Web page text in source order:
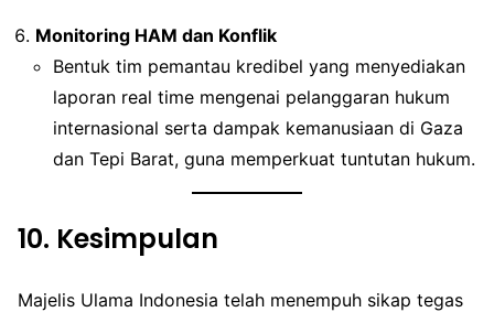
Monitoring HAM dan Konflik
Bentuk tim pemantau kredibel yang menyediakan
laporan real time mengenai pelanggaran hukum
internasional serta dampak kemanusiaan di Gaza
dan Tepi Barat, guna memperkuat tuntutan hukum.
10. Kesimpulan
Majelis Ulama Indonesia telah menempuh sikap tegas